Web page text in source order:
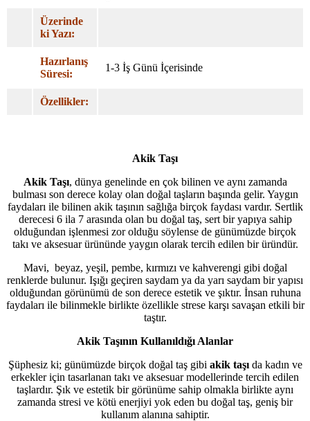
Üzerinde
ki Yazı:
Hazırlanış
Süresi:
1-3 İş Günü İçerisinde
Özellikler:
Akik Taşı
Akik Taşı, dünya genelinde en çok bilinen ve aynı zamanda
bulması son derece kolay olan doğal taşların başında gelir. Yaygın
faydaları ile bilinen akik taşının sağlığa birçok faydası vardır. Sertlik
derecesi 6 ila 7 arasında olan bu doğal taş, sert bir yapıya sahip
olduğundan işlenmesi zor olduğu söylense de günümüzde birçok
takı ve aksesuar ürününde yaygın olarak tercih edilen bir üründür.
Mavi, beyaz, yeşil, pembe, kırmızı ve kahverengi gibi doğal
renklerde bulunur. Işığı geçiren saydam ya da yarı saydam bir yapısı
olduğundan görünümü de son derece estetik ve şıktır. İnsan ruhuna
faydaları ile bilinmekle birlikte özellikle strese karşı savaşan etkili bir
taştır.
Akik Taşının Kullanıldığı Alanlar
Şüphesiz ki; günümüzde birçok doğal taş gibi akik taşı da kadın ve
erkekler için tasarlanan takı ve aksesuar modellerinde tercih edilen
taşlardır. Şık ve estetik bir görünüme sahip olmakla birlikte aynı
zamanda stresi ve kötü enerjiyi yok eden bu doğal taş, geniş bir
kullanım alanına sahiptir.